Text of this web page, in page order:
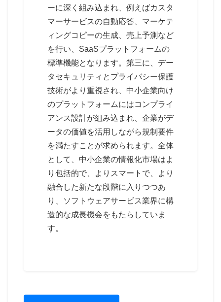
ーに深く組み込まれ、例えばカスタ
マーサービスの自動応答、マーケテ
ィングコピーの生成、売上予測など
を行い、SaaSプラットフォームの
標準機能となります。第三に、デー
タセキュリティとプライバシー保護
技術がより重視され、中小企業向け
のプラットフォームにはコンプライ
アンス設計が組み込まれ、企業がデ
ータの価値を活用しながら規制要件
を満たすことが求められます。全体
として、中小企業の情報化市場はよ
り包括的で、よりスマートで、より
融合した新たな段階に入りつつあ
り、ソフトウェアサービス業界に構
造的な成長機会をもたらしていま
す。